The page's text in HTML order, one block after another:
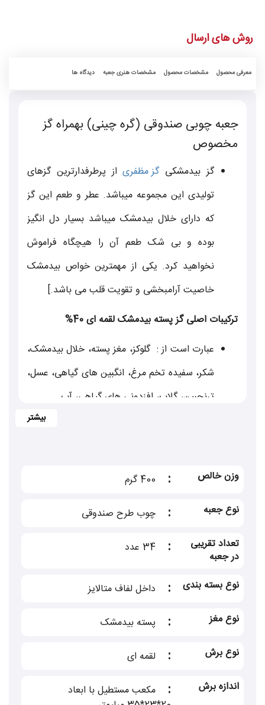
روش های ارسال
معرفی محصول مشخصات محصول مشخصات هنری جعبه دیدگاه ها
جعبه چوبی صندوقی (گره چینی) بهمراه گز
مخصوص
گز بیدمشکیگز مظفریاز پرطرفدارترین گزهای
تولیدی این مجموعه میباشد. عطر و طعم این گز
که دارای خلال بیدمشک میباشد بسیار دل انگیز
بوده و بی شک طعم آن را هیچگاه فراموش
نخواهید کرد. یکی از مهمترین خواص بیدمشک
خاصیت آرامبخشی و تقویت قلب می باشد.]
ترکیبات اصلی گز پسته بیدمشک لقمه ای 40%
عبارت است از : گلوکز، مغز پسته، خلال بیدمشک،
شکر، سفیده تخم مرغ، انگبین های گیاهی، عسل،
ترنجبین، گلاب، افزدونی های گیاهی، آب
شاخص ترین نماد هنر شیرینی سازی شهر
می رود . از انواع گز اصفهان می توان به
اشاره نمود.
استفاده از طعم دهنده های قدیمی و سنتی این
صنعت مانند انگبین ،شیرخشت ، عسل و...
; همچنین توان فنی بالا و تسلط به هنر گزسازی
فعالیت مستمر بدون هیاهوی تبلیغاتی موید این
وزن خالص :
400 گرم
نوع جعبه
:
چوب طرح صندوقی
تعداد تقریبی
در جعبه
: 34 عدد
نوع بسته بندی :
داخل لفاف متالایز
نوع مغز
:
پسته بیدمشک
نوع برش
:
لقمه ای
اندازه برش
:
مکعب مستطیل با ابعاد